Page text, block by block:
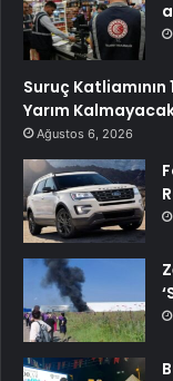
Suruç Katliamının
Yarım
Ağustos 6, 2026